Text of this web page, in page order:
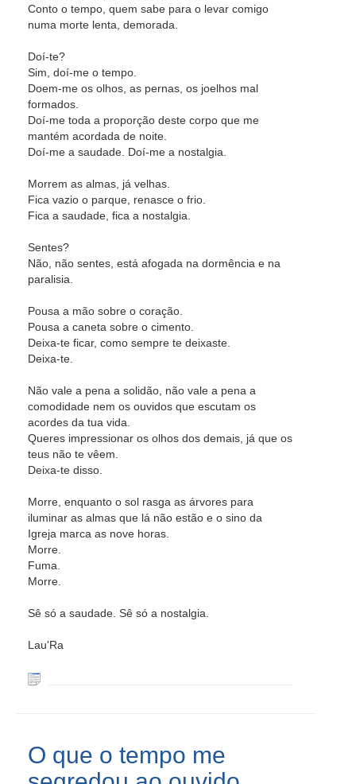
Conto o tempo, quem sabe para o levar comigo
numa morte lenta, demorada.
Doí-te?
Sim, doí-me o tempo.
Doem-me os olhos, as pernas, os joelhos mal
formados.
Doí-me toda a proporção deste corpo que me
mantém acordada de noite.
Doí-me a saudade. Doí-me a nostalgia.
Morrem as almas, já velhas.
Fica vazio o parque, renasce o frio.
Fica a saudade, fica a nostalgia.
Sentes?
Não, não sentes, está afogada na dormência e na
paralisia.
Pousa a mão sobre o coração.
Pousa a caneta sobre o cimento.
Deixa-te ficar, como sempre te deixaste.
Deixa-te.
Não vale a pena a solidão, não vale a pena a
comodidade nem os ouvidos que escutam os
acordes da tua vida.
Queres impressionar os olhos dos demais, já que os
teus não te vêem.
Deixa-te disso.
Morre, enquanto o sol rasga as árvores para
iluminar as almas que lá não estão e o sino da
Igreja marca as nove horas.
Morre.
Fuma.
Morre.
Sê só a saudade. Sê só a nostalgia.
Lau'Ra
O que o tempo me